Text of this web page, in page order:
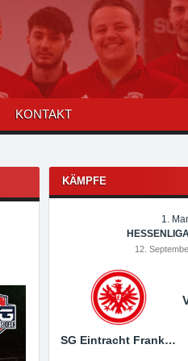
KONTAKT
KÄMPFE
1.
12.
SG Eintracht Frankfurt